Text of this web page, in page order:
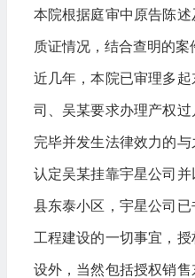
本院根据庭审中原告陈
质证情况，结合查明的案
近几年，本院已审理多
司、吴某要求办理产权
完毕并发生法律效力的
认定吴某挂靠宇星公司
县东泰小区，宇星公司
工程建设的一切事宜，
设外，当然包括授权销